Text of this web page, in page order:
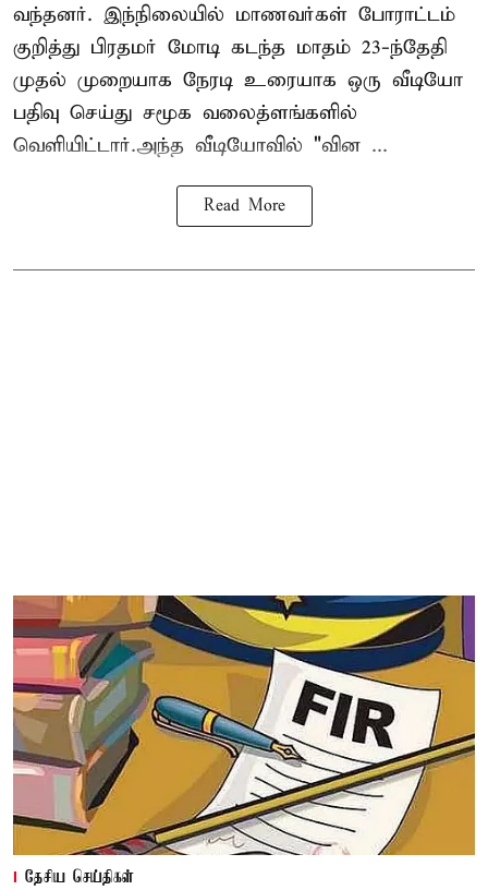
வந்தனர். இந்நிலையில் மாணவர்கள் போராட்டம்
குறித்து பிரதமர் மோடி கடந்த மாதம் 23-ந்தேதி
முதல் முறையாக நேரடி உரையாக ஒரு வீடியோ
பதிவு செய்து சமூக வலைத்ளங்களில்
வெளியிட்டார்.அந்த வீடியோவில் "வின ...
Read More
தேசிய செய்திகள்